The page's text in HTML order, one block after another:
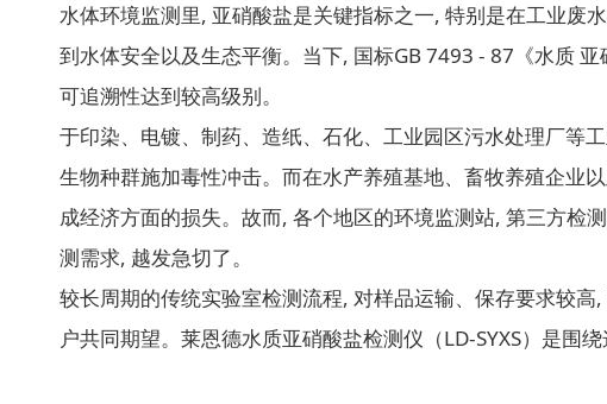
水体环境监测里, 亚硝酸盐是关键指标之一, 特别是在工业废
到水体安全以及生态平衡。当下, 国标GB 7493 - 87《水质
可追溯性达到较高级别。
于印染、电镀、制药、造纸、石化、工业园区污水处理厂等
生物种群施加毒性冲击。而在水产养殖基地、畜牧养殖企业
成经济方面的损失。故而, 各个地区的环境监测站, 第三方检
测需求, 越发急切了。
较长周期的传统实验室检测流程, 对样品运输、保存要求较
户共同期望。莱恩德水质亚硝酸盐检测仪（LD-SYXS）是围